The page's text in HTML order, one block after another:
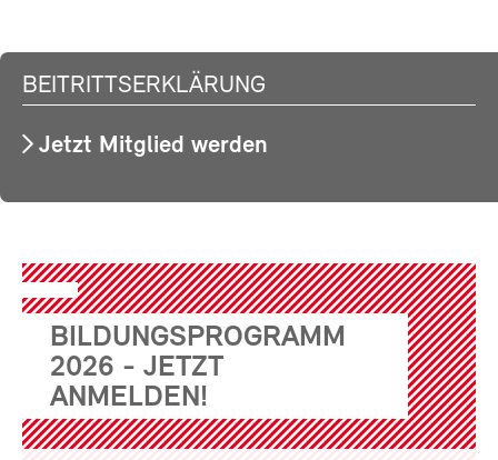
BEITRITTSERKLÄRUNG
Jetzt Mitglied werden
BILDUNGSPROGRAMM
2026 - JETZT
ANMELDEN!